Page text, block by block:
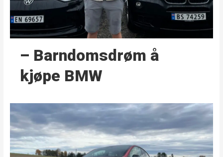
– Barndoms­drøm å
kjøpe BMW